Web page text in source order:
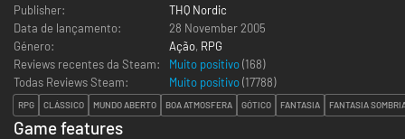
Publisher:
THQ Nordic
Data de lançamento:
28 November 2005
Género:
Ação, RPG
Reviews recentes da Steam:
Muito positivo(168)
Todas Reviews Steam:
Muito positivo(17788)
RPG CLÁSSICO MUNDO ABERTO BOA ATMOSFERA GÓTICO FANTASIA FANTASIA
Game features